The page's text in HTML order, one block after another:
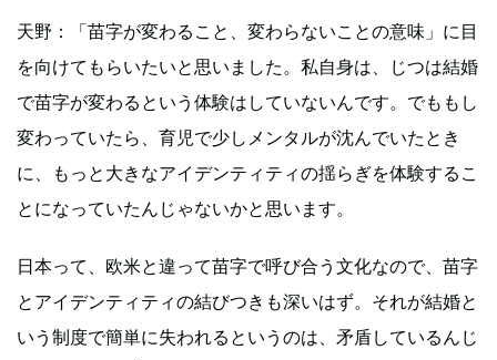
天野：「苗字が変わること、変わらないことの意味」に目
を向けてもらいたいと思いました。私自身は、じつは結婚
で苗字が変わるという体験はしていないんです。でももし
変わっていたら、育児で少しメンタルが沈んでいたとき
に、もっと大きなアイデンティティの揺らぎを体験するこ
とになっていたんじゃないかと思います。
日本って、欧米と違って苗字で呼び合う文化なので、苗字
とアイデンティティの結びつきも深いはず。それが結婚と
いう制度で簡単に失われるというのは、矛盾しているんじ